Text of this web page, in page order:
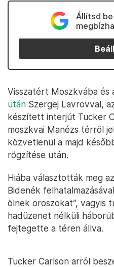
Állítsd
Visszatért Moszkvába és
után Szergej Lavrovval,
készített interjút Tucker
moszkvai Manézs térről
közvetlenül a majd
rögzítése után.
Hiába választották meg
Bidenék
ölnek oroszokat”, vagyis
hadüzenet nélküli
fejtegette a téren állva.
Tucker Carlson arról